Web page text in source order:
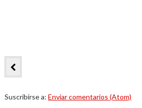
Suscribirse a: Enviar comentarios (Atom)